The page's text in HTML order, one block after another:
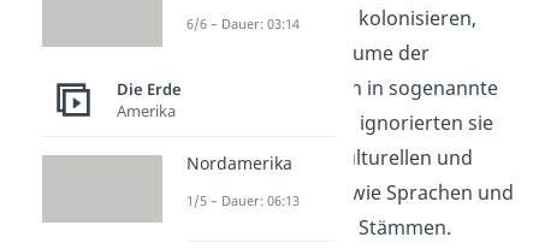
begannen, das Land zu kolonisieren,
teilten sie die Lebensräume der
Ureinwohner willkürlich in sogenannte
Kulturareale
ein. Dabei ignorierten sie
oft die tatsächlichen kulturellen und
sozialen Unterschiede wie Sprachen und
Konflikte zwischen den Stämmen.
6/6 – Dauer: 03:14
Die Erde
Amerika
Nordamerika
1/5 – Dauer: 06:13